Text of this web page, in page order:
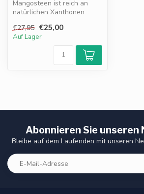
Mangosteen ist reich an
natürlichen Xanthonen
Zellen ...
€27,95 €25,00
Auf Lager
Abonnieren Sie unseren
Bleibe auf dem Laufenden mit unseren